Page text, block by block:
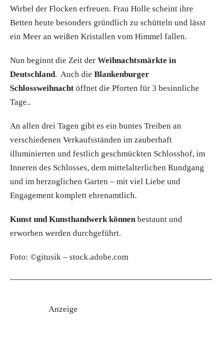
Wirbel der Flocken erfreuen. Frau Holle scheint ihre
Betten heute besonders gründlich zu schütteln und lässt
ein Meer an weißen Kristallen vom Himmel fallen.
Nun beginnt die Zeit der Weihnachtsmärkte in
Deutschland. Auch die Blankenburger
Schlossweihnacht öffnet die Pforten für 3 besinnliche
Tage..
An allen drei Tagen gibt es ein buntes Treiben an
verschiedenen Verkaufsständen im zauberhaft
illuminierten und festlich geschmückten Schlosshof, im
Inneren des Schlosses, dem mittelalterlichen Rundgang
und im herzoglichen Garten – mit viel Liebe und
Engagement komplett ehrenamtlich.
Kunst und Kunsthandwerk könnenbestaunt und
erworben werden durchgeführt.
Foto: ©gitusik – stock.adobe.com
Anzeige